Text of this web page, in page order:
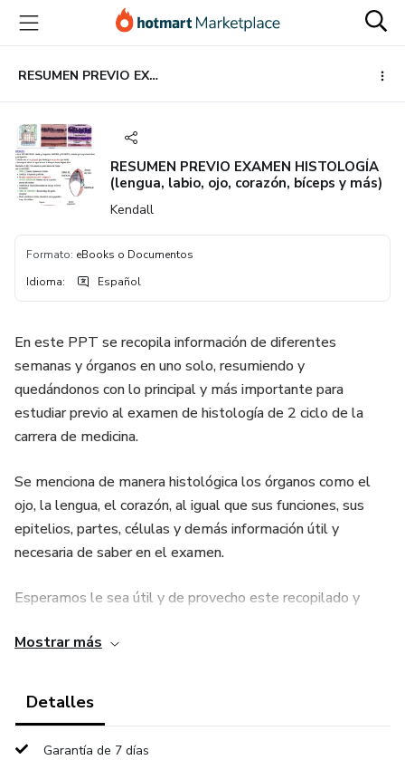
principal
página
de
página
RESUMEN PREVIO EXAMEN HISTOLOGÍA (lengua, labio, ojo, corazón, bíceps y más)
RESUMEN PREVIO EXAMEN HISTOLOGÍA
(lengua, labio, ojo, corazón, bíceps y más)
Kendall
Formato: eBooks o Documentos
Idioma: Español
En este PPT se recopila información de diferentes
semanas y órganos en uno solo, resumiendo y
quedándonos con lo principal y más importante para
estudiar previo al examen de histología de 2 ciclo de la
carrera de medicina.
Se menciona de manera histológica los órganos como el
ojo, la lengua, el corazón, al igual que sus funciones, sus
epitelios, partes, células y demás información útil y
necesaria de saber en el examen.
Esperamos le sea útil y de provecho este recopilado y
compañeros a los cuáles les pueda ser útil y de ayuda.
Mostrar más
Detalles
Garantía de 7 días